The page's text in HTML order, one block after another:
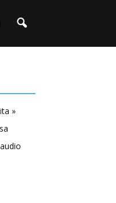
»